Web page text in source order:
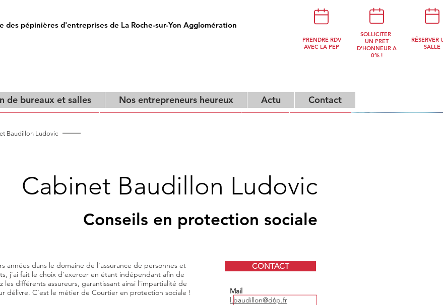
des pépinières d'entreprises de La Roche-sur-Yon Agglomération
PRENDRE RDV
AVEC LA PEP
SOLLICITER
UN PRET
D'HONNEUR A
0% !
RÉSERVER
SALLE
de bureaux et salles Nos entrepreneurs heureux Actu Contact
de bureaux et salles Nos entrepreneurs heureux Actu Contact
Cabinet Baudillon Ludovic
Conseils en protection sociale
Baudillon Ludovic
années dans le domaine de l'assurance de personnes et
j'ai fait le choix d'exercer en étant indépendant afin de
les différents assureurs, garantissant ainsi l'impartialité de
délivre. C’est le métier de Courtier en protection sociale !
CONTACT
Mail
l.baudillon@d6p.fr